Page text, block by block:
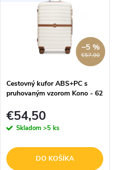
€57,90
–5 %
Cestovný kufor ABS+PC s
pruhovaným vzorom Kono - 62
€54,50
Skladom >5 ks
DO KOŠÍKA